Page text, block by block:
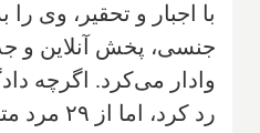
با اجبار و تحقیر، وی را
جنسی، پخش آنلاین و
رد کرد،